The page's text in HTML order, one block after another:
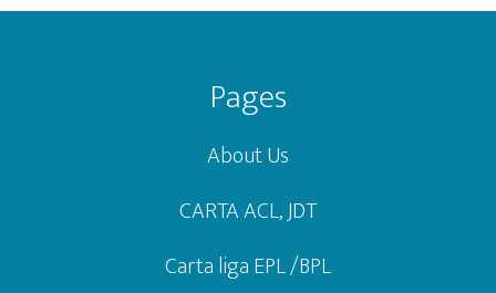
Footer
Pages
About Us
CARTA ACL, JDT
Carta liga EPL /BPL